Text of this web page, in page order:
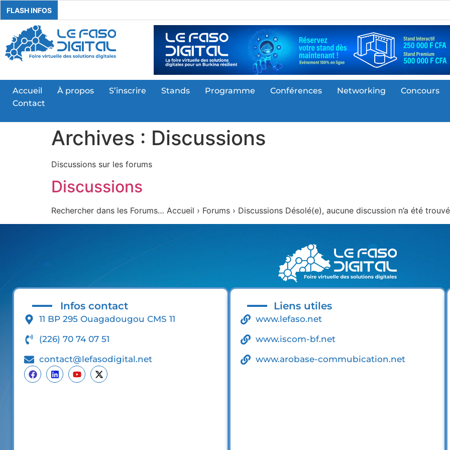
FLASH INFOS
Accueil À propos S’inscrire Stands Programme Conférences Networking
Concours
Contact
Archives : Discussions
Discussions sur les forums
Discussions
Rechercher dans les Forums… Accueil › Forums › Discussions Désolé(e), aucune discussion n’a été
Infos contact
11 BP 295 Ouagadougou CMS 11
(226) 70 74 07 51
contact@lefasodigital.net
Liens utiles
www.lefaso.net
www.iscom-bf.net
www.arobase-commubication.net